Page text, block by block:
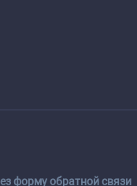
форму обратной связи